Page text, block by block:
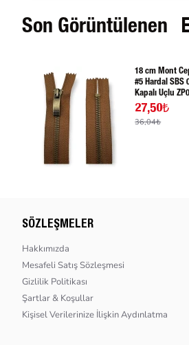
Son Görüntülenen
18 cm Mont
#5 Hardal SBS
Kapalı Uçlu
27,50₺
36,04₺
SÖZLEŞMELER
Hakkımızda
Mesafeli Satış Sözleşmesi
Gizlilik Politikası
Şartlar & Koşullar
Kişisel Verilerinize İlişkin Aydınlatma